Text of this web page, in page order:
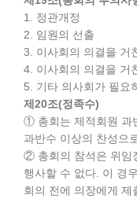
1. 정관개정
2. 임원의 선출
3. 이사회의 의결을 거
4. 이사회의 의결을 거
5. 기타 의사회가 필요
제20조(정족수)
① 총회는 제적회원 과
과반수 이상의 찬성으
② 총회의 참석은 위임
행사할 수 없다. 이 경
회의 전에 의장에게 제